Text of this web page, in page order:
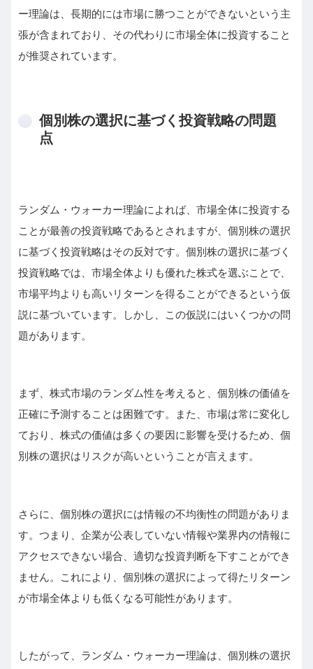
ー理論は、長期的には市場に勝つことができないという主
張が含まれており、その代わりに市場全体に投資すること
が推奨されています。
個別株の選択に基づく投資戦略の問題
点
ランダム・ウォーカー理論によれば、市場全体に投資する
ことが最善の投資戦略であるとされますが、個別株の選択
に基づく投資戦略はその反対です。個別株の選択に基づく
投資戦略では、市場全体よりも優れた株式を選ぶことで、
市場平均よりも高いリターンを得ることができるという仮
説に基づいています。しかし、この仮説にはいくつかの問
題があります。
まず、株式市場のランダム性を考えると、個別株の価値を
正確に予測することは困難です。また、市場は常に変化し
ており、株式の価値は多くの要因に影響を受けるため、個
別株の選択はリスクが高いということが言えます。
さらに、個別株の選択には情報の不均衡性の問題がありま
す。つまり、企業が公表していない情報や業界内の情報に
アクセスできない場合、適切な投資判断を下すことができ
ません。これにより、個別株の選択によって得たリターン
が市場全体よりも低くなる可能性があります。
したがって、ランダム・ウォーカー理論は、個別株の選択